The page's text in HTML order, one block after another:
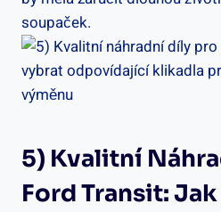
⁢soupaček.
5) Kvalitní
Ford Transit: Jak